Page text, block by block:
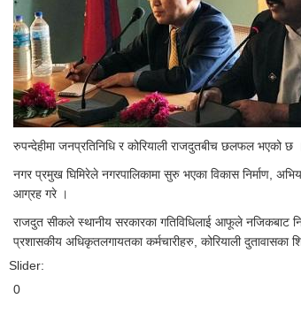
रुपन्देहीमा जनप्रतिनिधि र कोरियाली राजदुतबीच छलफल भएको छ
नगर प्रमुख घिमिरेले नगरपालिकामा सुरु भएका विकास निर्माण,
आग्रह गरे ।
राजदुत सीकले स्थानीय सरकारका गतिविधिलाई आफूले नजिकबाट
प्रशासकीय अधिकृतलगायतका कर्मचारीहरु, कोरियाली
Slider:
0